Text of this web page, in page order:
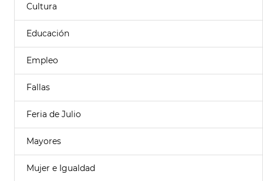
Cultura
Educación
Empleo
Fallas
Feria de Julio
Mayores
Mujer e Igualdad